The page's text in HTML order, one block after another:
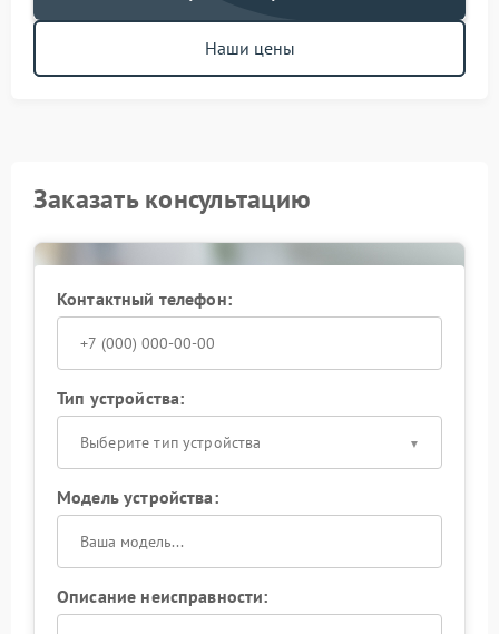
Наши цены
Заказать консультацию
Контактный телефон:
Тип устройства:
Выберите тип устройства
Модель устройства:
Описание неисправности: